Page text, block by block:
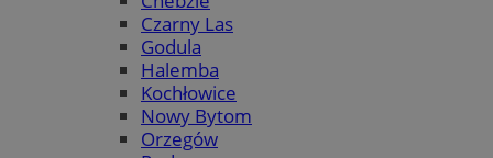
Czarny Las
Godula
Halemba
Kochłowice
Nowy Bytom
Orzegów